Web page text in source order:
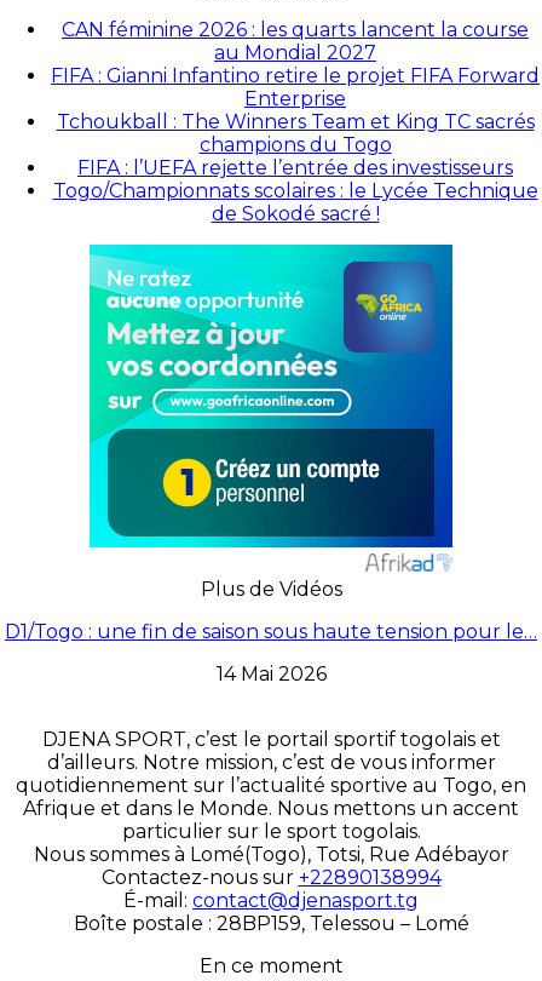
CAN féminine 2026 : les quarts lancent la course
au Mondial 2027
FIFA : Gianni Infantino retire le projet FIFA Forward
Enterprise
Tchoukball : The Winners Team et King TC sacrés
champions du Togo
FIFA : l’UEFA rejette l’entrée des investisseurs
Togo/Championnats scolaires : le Lycée Technique
de Sokodé sacré !
Plus de Vidéos
D1/Togo : une fin de saison sous haute tension pour le…
14 Mai 2026
DJENA SPORT, c’est le portail sportif togolais et
d’ailleurs. Notre mission, c’est de vous informer
quotidiennement sur l’actualité sportive au Togo, en
Afrique et dans le Monde. Nous mettons un accent
particulier sur le sport togolais.
Nous sommes à Lomé(Togo), Totsi, Rue Adébayor
Contactez-nous sur +22890138994
É-mail: contact@djenasport.tg
Boîte postale : 28BP159, Telessou – Lomé
En ce moment